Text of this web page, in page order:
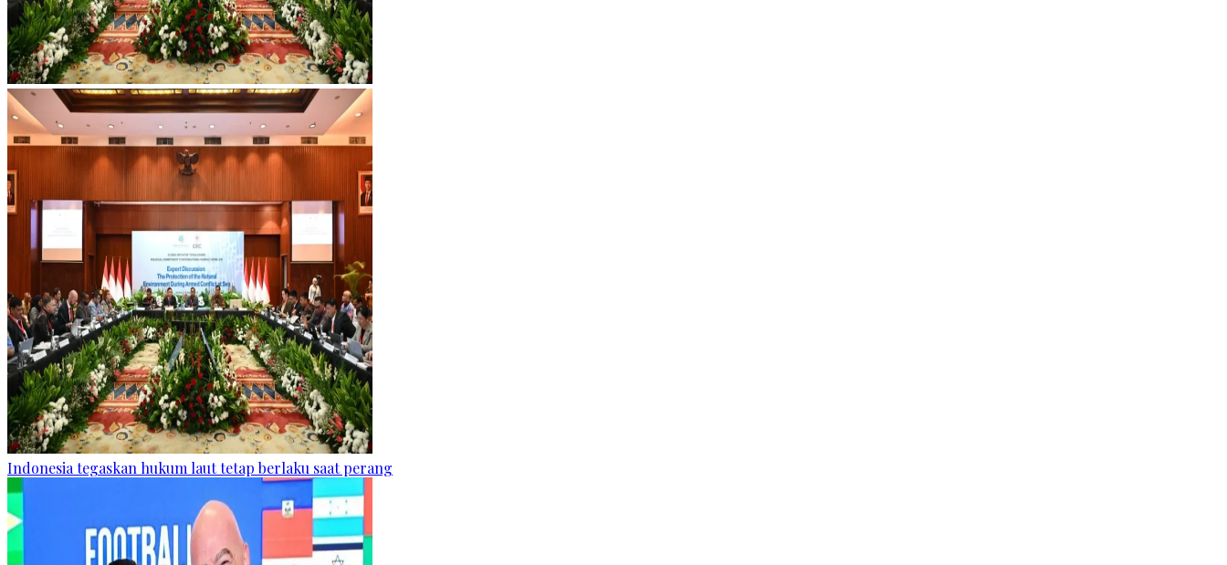
Indonesia tegaskan hukum laut tetap berlaku saat perang